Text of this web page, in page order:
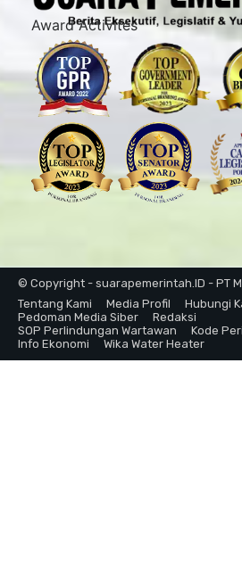
Award Activites
© Copyright - suarapemerintah.ID - PT
Tentang Kami
Media Profil
Hubungi
Pedoman Media Siber
Redaksi
SOP Perlindungan Wartawan
Kode
Info Ekonomi
Wika Water Heater